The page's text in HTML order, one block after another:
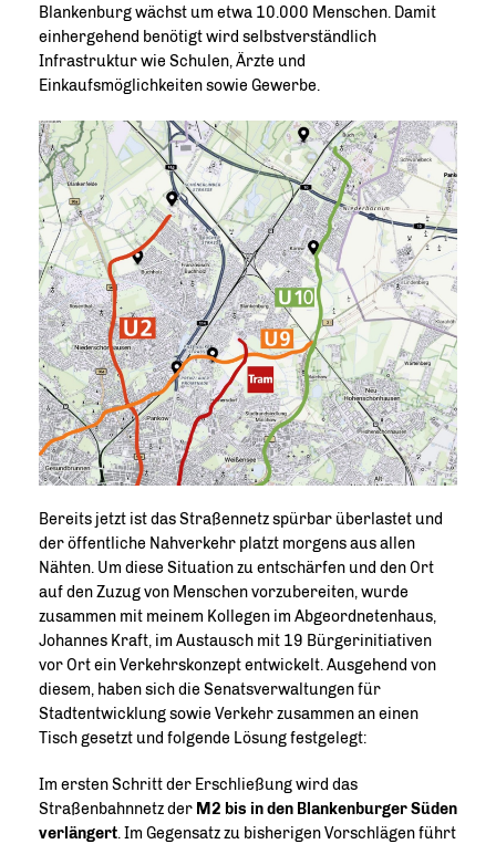
Blankenburg wächst um etwa 10.000 Menschen. Damit
einhergehend benötigt wird selbstverständlich
Infrastruktur wie Schulen, Ärzte und
Einkaufsmöglichkeiten sowie Gewerbe.
Bereits jetzt ist das Straßennetz spürbar überlastet und
der öffentliche Nahverkehr platzt morgens aus allen
Nähten. Um diese Situation zu entschärfen und den Ort
auf den Zuzug von Menschen vorzubereiten, wurde
zusammen mit meinem Kollegen im Abgeordnetenhaus,
Johannes Kraft, im Austausch mit 19 Bürgerinitiativen
vor Ort ein Verkehrskonzept entwickelt. Ausgehend von
diesem, haben sich die Senatsverwaltungen für
Stadtentwicklung sowie Verkehr zusammen an einen
Tisch gesetzt und folgende Lösung festgelegt:
Im ersten Schritt der Erschließung wird das
Straßenbahnnetz der M2 bis in den Blankenburger Süden
verlängert. Im Gegensatz zu bisherigen Vorschlägen führt